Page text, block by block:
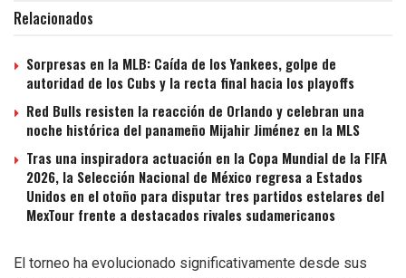
Relacionados
Sorpresas en la MLB: Caída de los Yankees, golpe de
autoridad de los Cubs y la recta final hacia los playoffs
Red Bulls resisten la reacción de Orlando y celebran una
noche histórica del panameño Mijahir Jiménez en la MLS
Tras una inspiradora actuación en la Copa Mundial de la FIFA
2026, la Selección Nacional de México regresa a Estados
Unidos en el otoño para disputar tres partidos estelares del
MexTour frente a destacados rivales sudamericanos
El torneo ha evolucionado significativamente desde sus